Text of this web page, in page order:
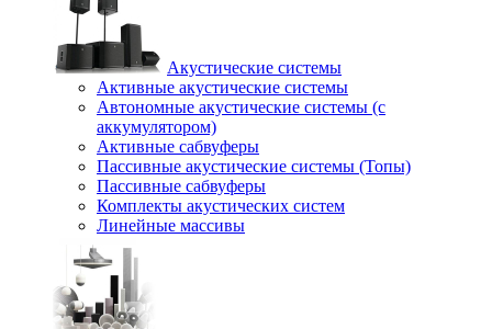
Акустические системы
Активные акустические системы
Автономные акустические системы (с
аккумулятором)
Активные сабвуферы
Пассивные акустические системы (Топы)
Пассивные сабвуферы
Комплекты акустических систем
Линейные массивы